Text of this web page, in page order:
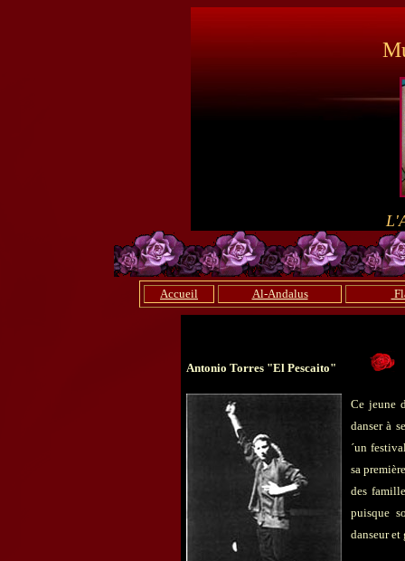
Accueil Al-Andalus
Antonio Torres "El Pescaito"
Ce jeune
danser à
´un
sa
des
puisque
danseur et